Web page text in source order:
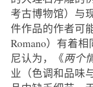
考古博物馆）与
件作品的作者可
Romano）有着
尼认为，《两个
业（色调和品味